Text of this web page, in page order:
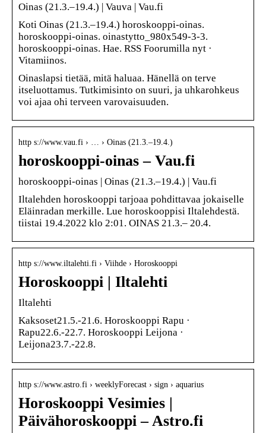
Oinas (21.3.–19.4.) | Vauva | Vau.fi
Koti Oinas (21.3.–19.4.) horoskooppi-oinas.
horoskooppi-oinas. oinastytto_980x549-3-3.
horoskooppi-oinas. Hae. RSS Foorumilla nyt ·
Vitamiinos.
Oinaslapsi tietää, mitä haluaa. Hänellä on terve
itseluottamus. Tutkimisinto on suuri, ja uhkarohkeus
voi ajaa ohi terveen varovaisuuden.
http s://www.vau.fi › … › Oinas (21.3.–19.4.)
horoskooppi-oinas – Vau.fi
horoskooppi-oinas | Oinas (21.3.–19.4.) | Vau.fi
Iltalehden horoskooppi tarjoaa pohdittavaa jokaiselle
Eläinradan merkille. Lue horoskooppisi Iltalehdestä.
tiistai 19.4.2022 klo 2:01. OINAS 21.3.– 20.4.
http s://www.iltalehti.fi › Viihde › Horoskooppi
Horoskooppi | Iltalehti
Iltalehti
Kaksoset21.5.-21.6. Horoskooppi Rapu ·
Rapu22.6.-22.7. Horoskooppi Leijona ·
Leijona23.7.-22.8.
http s://www.astro.fi › weeklyForecast › sign › aquarius
Horoskooppi Vesimies |
Päivähoroskooppi – Astro.fi